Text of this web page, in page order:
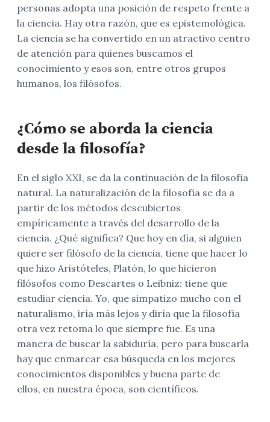
personas adopta una posición de respeto frente a
la ciencia. Hay otra razón, que es epistemológica.
La ciencia se ha convertido en un atractivo centro
de atención para quienes buscamos el
conocimiento y esos son, entre otros grupos
humanos, los filósofos.
¿Cómo se aborda la ciencia
desde la filosofía?
En el siglo XXI, se da la continuación de la filosofía
natural. La naturalización de la filosofía se da a
partir de los métodos descubiertos
empíricamente a través del desarrollo de la
ciencia. ¿Qué significa? Que hoy en día, si alguien
quiere ser filósofo de la ciencia, tiene que hacer lo
que hizo Aristóteles, Platón, lo que hicieron
filósofos como Descartes o Leibniz: tiene que
estudiar ciencia. Yo, que simpatizo mucho con el
naturalismo, iría más lejos y diría que la filosofía
otra vez retoma lo que siempre fue. Es una
manera de buscar la sabiduría, pero para buscarla
hay que enmarcar esa búsqueda en los mejores
conocimientos disponibles y buena parte de
ellos, en nuestra época, son científicos.